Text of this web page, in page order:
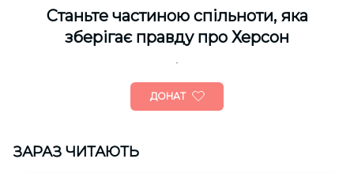
Cтаньте частиною спільноти, яка
зберігає правду про Херсон
ДОНАТ
ЗАРАЗ ЧИТАЮТЬ